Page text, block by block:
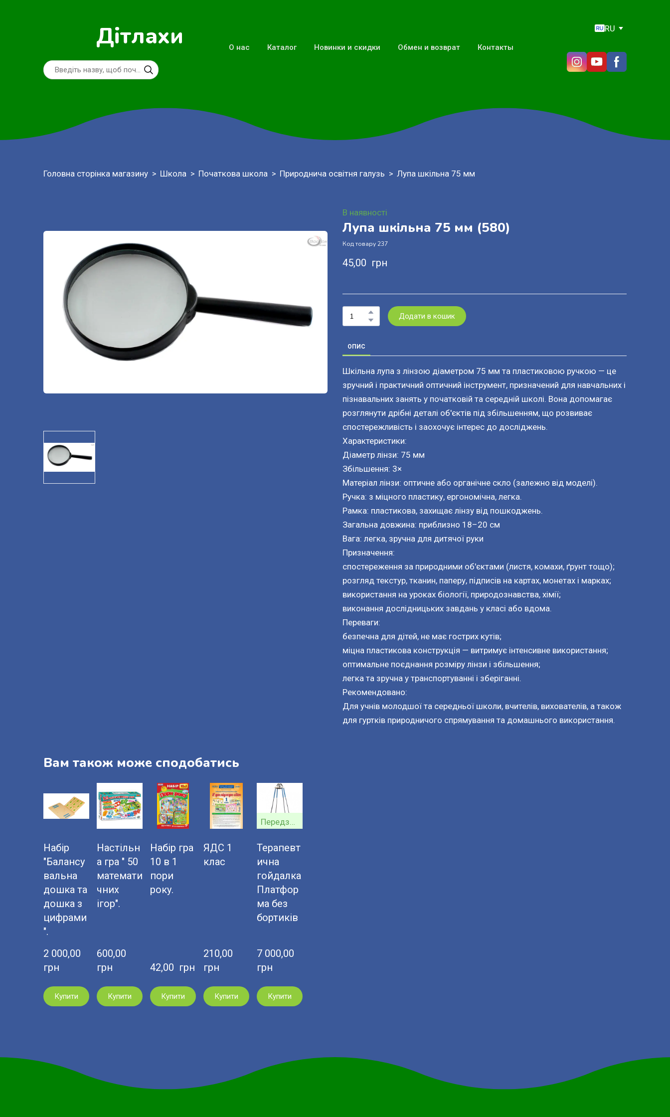
Дітлахи О нас Каталог Новинки и скидки Обмен и возврат Контакты
RU
Головна сторінка магазину Школа Початкова школа Природнича освітня галузь Лупа шкільна 75 мм
В наявності
Лупа шкільна 75 мм (580)
Код товару 237
45,00  грн
Додати в кошик
ОПИС
Шкільна лупа з лінзою діаметром 75 мм та пластиковою ручкою — це
зручний і практичний оптичний інструмент, призначений для навчальних і
пізнавальних занять у початковій та середній школі. Вона допомагає
розглянути дрібні деталі об'єктів під збільшенням, що розвиває
спостережливість і заохочує інтерес до досліджень.
Характеристики:
Діаметр лінзи: 75 мм
Збільшення: 3×
Матеріал лінзи: оптичне або органічне скло (залежно від моделі).
Ручка: з міцного пластику, ергономічна, легка.
Рамка: пластикова, захищає лінзу від пошкоджень.
Загальна довжина: приблизно 18–20 см
Вага: легка, зручна для дитячої руки
Призначення:
спостереження за природними об'єктами (листя, комахи, ґрунт тощо);
розгляд текстур, тканин, паперу, підписів на картах, монетах і марках;
використання на уроках біології, природознавства, хімії;
виконання дослідницьких завдань у класі або вдома.
Переваги:
безпечна для дітей, не має гострих кутів;
міцна пластикова конструкція — витримує інтенсивне використання;
оптимальне поєднання розміру лінзи і збільшення;
легка та зручна у транспортуванні і зберіганні.
Рекомендовано:
Для учнів молодшої та середньої школи, вчителів, вихователів, а також
для гуртків природничого спрямування та домашнього використання.
Вам також може сподобатись
Набір
"Балансу
вальна
дошка та
дошка з
цифрами
".
2 000,00
грн
Купити
Настільн
а гра " 50
математи
чних
ігор".
600,00
грн
Купити
Набір гра
10 в 1
пори
року.
42,00  грн
Купити
ЯДС 1
клас
210,00
грн
Купити
Передзамовлення
Терапевт
ична
гойдалка
Платфор
ма без
бортиків
7 000,00
грн
Купити